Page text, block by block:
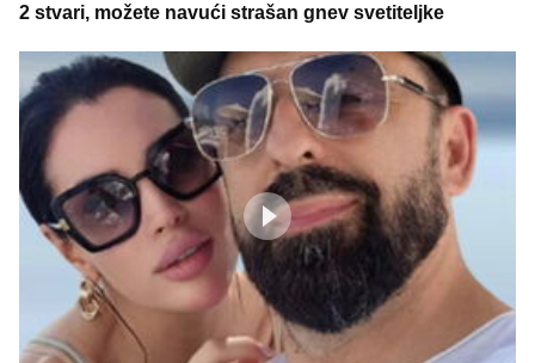
2 stvari, možete navući strašan gnev svetiteljke